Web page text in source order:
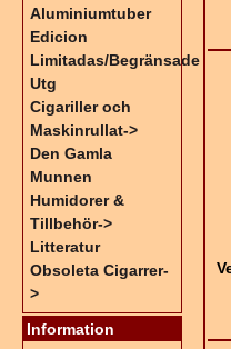
Aluminiumtuber
Edicion
Limitadas/Begränsade
Utg
Cigariller och
Maskinrullat->
Den Gamla
Munnen
Humidorer &
Tillbehör->
Litteratur
Obsoleta Cigarrer-
>
Information